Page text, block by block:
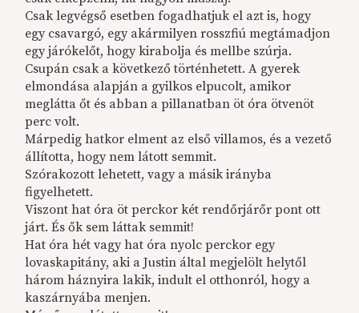
Csak legvégső esetben fogadhatjuk el azt is, hogy
egy csavargó, egy akármilyen rosszfiú megtámadjon
egy járókelőt, hogy kirabolja és mellbe szúrja.
Csupán csak a következő történhetett. A gyerek
elmondása alapján a gyilkos elpucolt, amikor
meglátta őt és abban a pillanatban öt óra ötvenöt
perc volt.
Márpedig hatkor elment az első villamos, és a vezető
állította, hogy nem látott semmit.
Szórakozott lehetett, vagy a másik irányba
figyelhetett.
Viszont hat óra öt perckor két rendőrjárőr pont ott
járt. És ők sem láttak semmit!
Hat óra hét vagy hat óra nyolc perckor egy
lovaskapitány, aki a Justin által megjelölt helytől
három háznyira lakik, indult el otthonról, hogy a
kaszárnyába menjen.